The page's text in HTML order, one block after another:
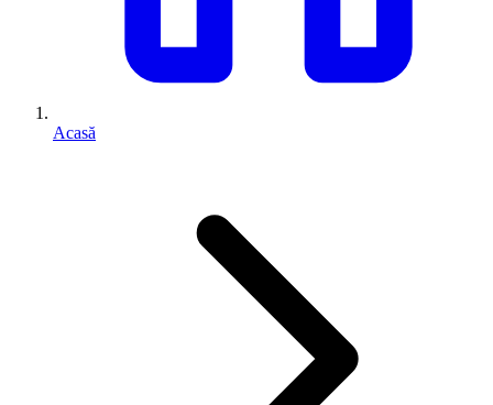
Acasă